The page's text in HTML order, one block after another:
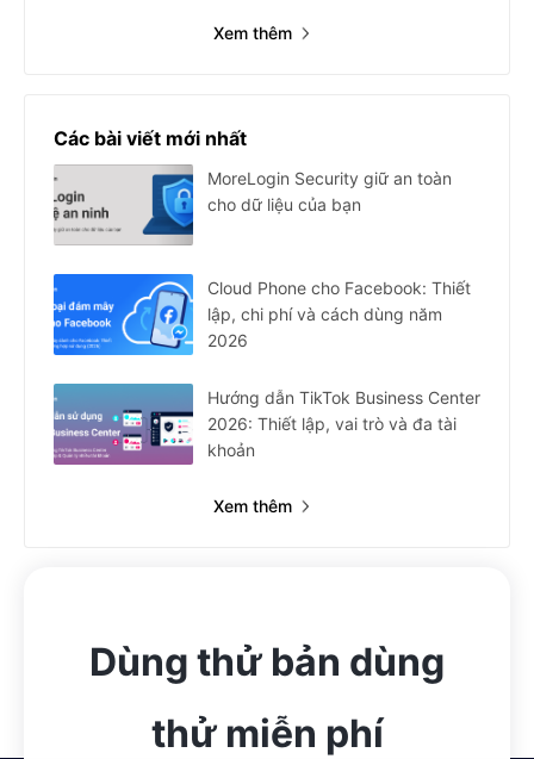
Xem thêm
Các bài viết mới nhất
MoreLogin Security giữ an toàn
cho dữ liệu của bạn
Cloud Phone cho Facebook: Thiết
lập, chi phí và cách dùng năm
2026
Hướng dẫn TikTok Business Center
2026: Thiết lập, vai trò và đa tài
khoản
Xem thêm
Dùng thử bản dùng
thử miễn phí